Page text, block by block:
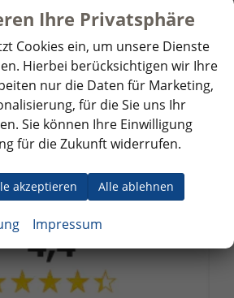
4,9
SEHR GUT
120 Bewertungen
Bewertungen anzeigen >
Ihre Privatsphäre
Cookies ein, um unsere Dienste
Hierbei berücksichtigen wir Ihre
nur die Daten für Marketing,
für die Sie uns Ihr
Sie können Ihre Einwilligung
für die Zukunft widerrufen.
akzeptieren Alle ablehnen
Impressum